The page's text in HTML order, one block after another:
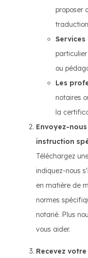
proposer
ou
Les
notaires
la
Envoyez-
instruction
Téléchargez
indiquez-nous
en matière de
normes
notarié. Plus
vous aider.
Recevez